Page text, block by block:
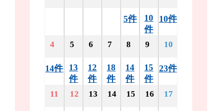
5件
10
件
10件
4
14件
5
13
件
6
12
件
7
18
件
8
14
件
9
15
件
10
23件
11 12 13 14 15 16 17